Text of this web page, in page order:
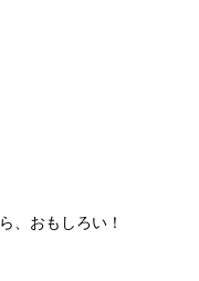
、おもしろい！